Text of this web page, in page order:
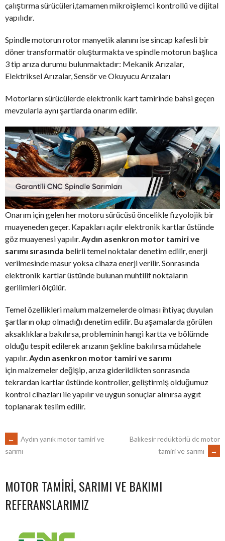
çalıştırma sürücüleri,tamamen mikroişlemci kontrollü ve dijital
yapılıdır.
Spindle motorun rotor manyetik alanını ise sincap kafesli bir
döner transformatör oluşturmakta ve spindle motorun başlıca
3 tip arıza durumu bulunmaktadır: Mekanik Arızalar,
Elektriksel Arızalar, Sensör ve Okuyucu Arızaları
Motorların sürücülerde elektronik kart tamirinde bahsi geçen
mevzularla aynı şartlarda onarım edilir.
Onarım için gelen her motoru sürücüsü öncelikle fizyolojik bir
muayeneden geçer. Kapakları açılır elektronik kartlar üstünde
göz muayenesi yapılır. Aydın asenkron motor tamiri ve
sarımı sırasında belirli temel noktalar denetim edilir, enerji
verilmesinde masur yoksa cihaza enerji verilir. Sonrasında
elektronik kartlar üstünde bulunan muhtilif noktaların
gerilimleri ölçülür.
Temel özellikleri malum malzemelerde olması ihtiyaç duyulan
şartların olup olmadığı denetim edilir. Bu aşamalarda görülen
aksaklıklara bakılırsa, probleminin hangi kartta ve bölümde
olduğu tespit edilerek arızanın şekline bakılırsa müdahele
yapılır. Aydın asenkron motor tamiri ve sarımı
için malzemeler değişip, arıza giderildikten sonrasında
tekrardan kartlar üstünde kontroller, geliştirmiş olduğumuz
kontrol cihazları ile yapılır ve uygun sonuçlar alınırsa aygıt
toplanarak teslim edilir.
POST
NAVIGATION
←
Aydın yanık motor tamiri ve
sarımı
Balıkesir redüktörlü dc motor
tamiri ve sarımı
→
MOTOR TAMIRI, SARIMI VE BAKIMI
REFERANSLARIMIZ